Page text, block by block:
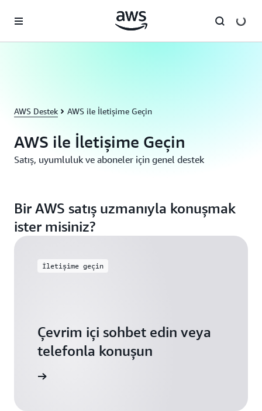
AWS Destek AWS ile İletişime Geçin
AWS ile İletişime Geçin
Satış, uyumluluk ve aboneler için genel destek
Bir AWS satış uzmanıyla konuşmak
ister misiniz?
İletişime geçin
Çevrim içi sohbet edin veya
telefonla konuşun